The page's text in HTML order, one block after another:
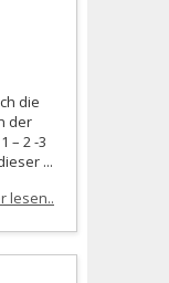
die
der
– 2 -3
...
lesen..